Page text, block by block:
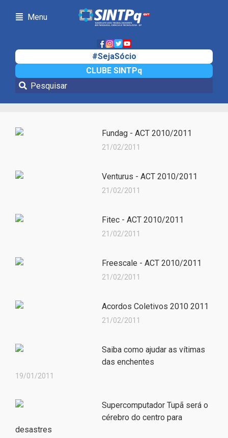
Menu
#SejaSócio
CLUBE SINTPq
Notícias
Fundag - ACT 2010/2011
21/02/2011
Venturus - ACT 2010/2011
21/02/2011
Fitec - ACT 2010/2011
21/02/2011
Freescale - ACT 2010/2011
21/02/2011
Acordos Coletivos 2010 2011
21/02/2011
Saiba como ajudar as vítimas
das enchentes
19/01/2011
Supercomputador Tupã será o
cérebro do centro para
desastres